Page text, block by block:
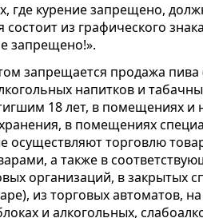
где курение запрещено,
из графического
запрещено!».
запрещается продажа пива
напитков и
18 лет, в помещениях и
в помещениях
осуществляют торговлю
а также в
организаций, в закрытых
из торговых автоматов,
и алкогольных,